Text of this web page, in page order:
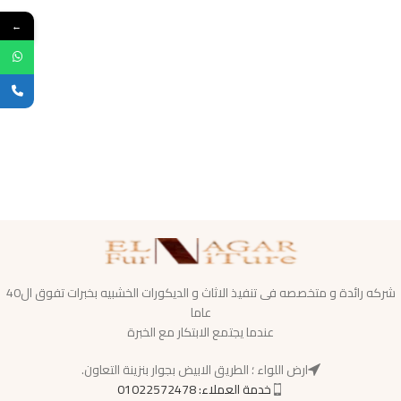
شركه رائدة و متخصصه فى تنفيذ الاثاث و الديكورات الخشبيه بخبرات تفوق ال40
عاما
عندما يجتمع الابتكار مع الخبرة
ارض اللواء ؛ الطريق الابيض بجوار بنزينة التعاون.
خدمة العملاء: 01022572478
←